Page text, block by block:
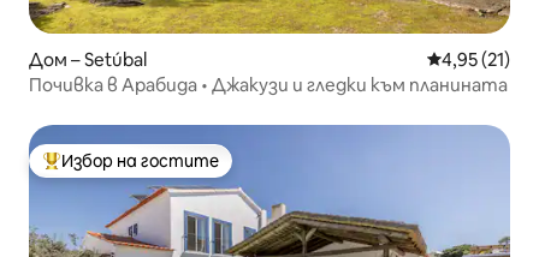
Дом – Setúbal Средна
4,95 (21)
Почивка в Арабида • Джакузи и гледки към планината
Най-популярен избор на гостите
Избор на гостите